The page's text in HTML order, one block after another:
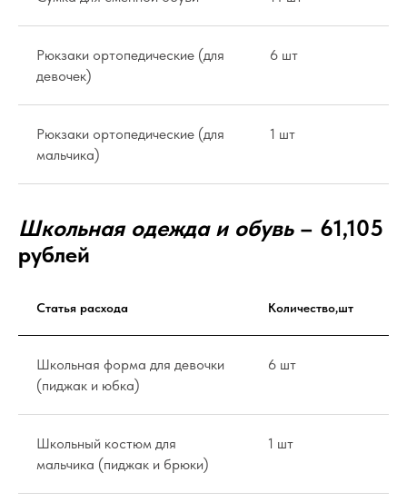
Рюкзаки ортопедические (для
девочек)
6 шт
Рюкзаки ортопедические (для
мальчика)
1 шт
Школьная одежда и обувь – 61,105
рублей
Статья расхода Количество,шт
Школьная форма для девочки
(пиджак и юбка)
6 шт
Школьный костюм для
мальчика (пиджак и брюки)
1 шт